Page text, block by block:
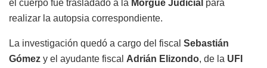
el cuerpo fue trasladado a la Morgue Judicial para
realizar la autopsia correspondiente.
La investigación quedó a cargo del fiscal Sebastián
Gómez y el ayudante fiscal Adrián Elizondo, de la UFI